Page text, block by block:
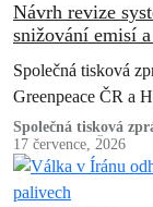
Návrh revize
snižování emisí
ekologické
Společná tisková
Greenpeace ČR a
Společná tisková
Greenpeace ČR a
17 července, 2026